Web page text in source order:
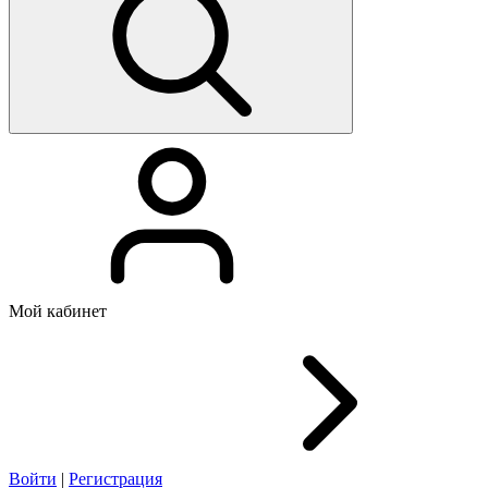
Мой кабинет
Войти | Регистрация